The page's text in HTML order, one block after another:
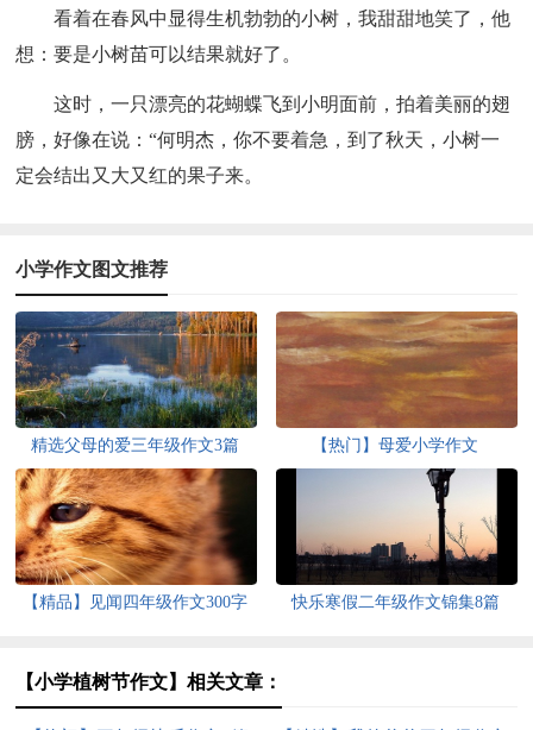
看着在春风中显得生机勃勃的小树，我甜甜地笑了，他
想：要是小树苗可以结果就好了。
这时，一只漂亮的花蝴蝶飞到小明面前，拍着美丽的翅
膀，好像在说：“何明杰，你不要着急，到了秋天，小树一
定会结出又大又红的果子来。
小学作文图文推荐
精选父母的爱三年级作文3篇 【热门】母爱小学作文
【精品】见闻四年级作文300字
快乐寒假二年级作文锦集8篇
【小学植树节作文】相关文章：